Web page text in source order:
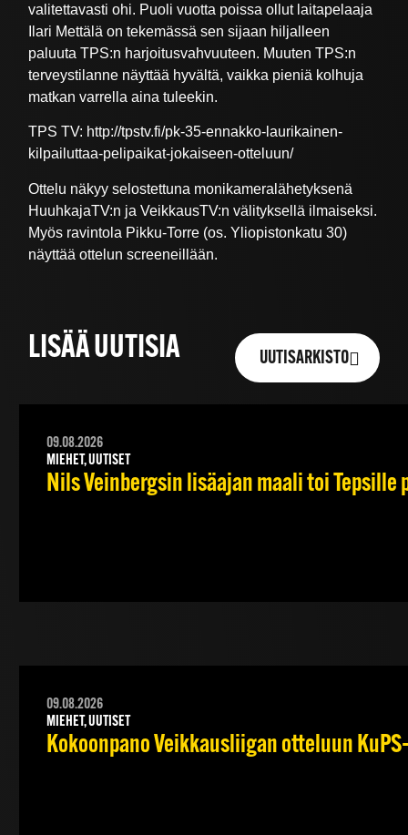
valitettavasti ohi. Puoli vuotta poissa ollut laitapelaaja
Ilari Mettälä on tekemässä sen sijaan hiljalleen
paluuta TPS:n harjoitusvahvuuteen. Muuten TPS:n
terveystilanne näyttää hyvältä, vaikka pieniä kolhuja
matkan varrella aina tuleekin.
TPS TV: http://tpstv.fi/pk-35-ennakko-laurikainen-
kilpailuttaa-pelipaikat-jokaiseen-otteluun/
Ottelu näkyy selostettuna monikameralähetyksenä
HuuhkajaTV:n ja VeikkausTV:n välityksellä ilmaiseksi.
Myös ravintola Pikku-Torre (os. Yliopistonkatu 30)
näyttää ottelun screeneillään.
LISÄÄ UUTISIA UUTISARKISTO
09.08.2026
MIEHET, UUTISET
Nils Veinbergsin lisäajan maali toi Tepsille
09.08.2026
MIEHET, UUTISET
Kokoonpano Veikkausliigan otteluun